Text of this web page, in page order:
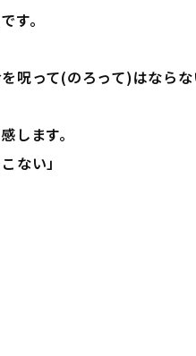
す。
呪って(のろって)はなら
します。
ない」